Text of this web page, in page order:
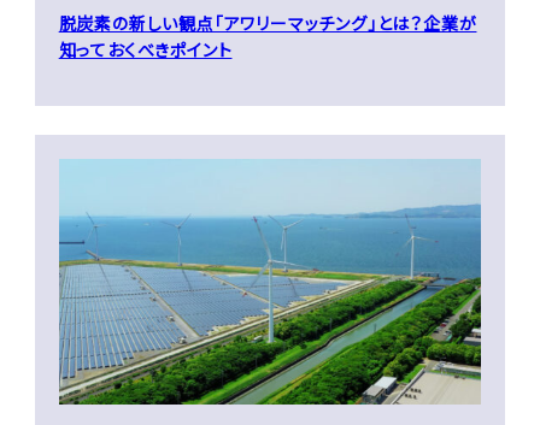
脱炭素の新しい観点「アワリーマッチング」とは？企業が
知っておくべきポイント